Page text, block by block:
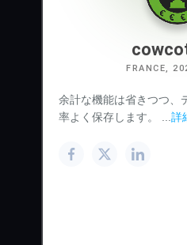
FRANCE,
余計な機能は省きつつ、
率よく保存します。 ... 詳